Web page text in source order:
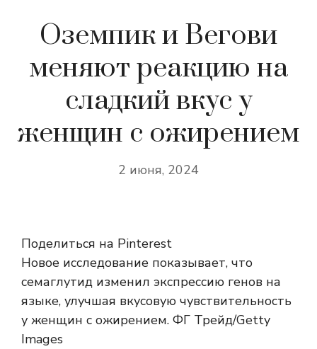
Оземпик и Вегови
меняют реакцию на
сладкий вкус у
женщин с ожирением
2 июня, 2024
Поделиться на Pinterest
Новое исследование показывает, что
семаглутид изменил экспрессию генов на
языке, улучшая вкусовую чувствительность
у женщин с ожирением. ФГ Трейд/Getty
Images